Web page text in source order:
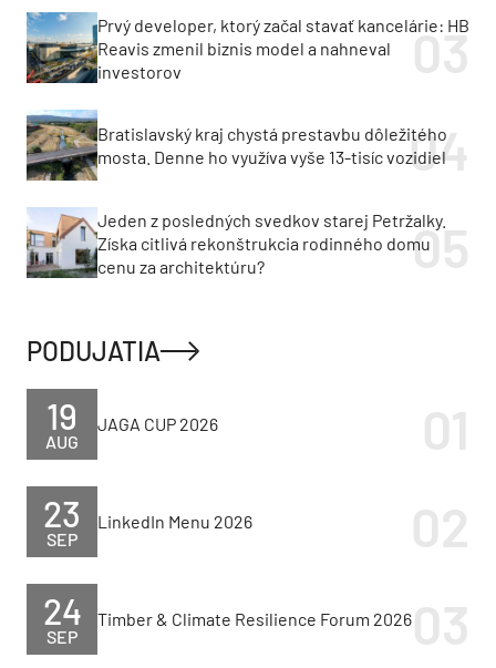
Prvý developer, ktorý začal stavať kancelárie: HB
Reavis zmenil biznis model a nahneval
investorov
Bratislavský kraj chystá prestavbu dôležitého
mosta. Denne ho využíva vyše 13-tisíc vozidiel
Jeden z posledných svedkov starej Petržalky.
Získa citlivá rekonštrukcia rodinného domu
cenu za architektúru?
PODUJATIA
AUG
19 JAGA CUP 2026
SEP
23 LinkedIn Menu 2026
SEP
24 Timber & Climate Resilience Forum 2026